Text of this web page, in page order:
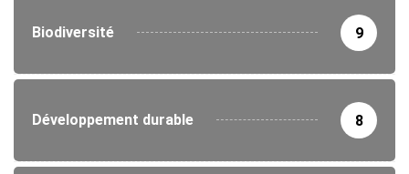
Biodiversité 9
Développement durable 8